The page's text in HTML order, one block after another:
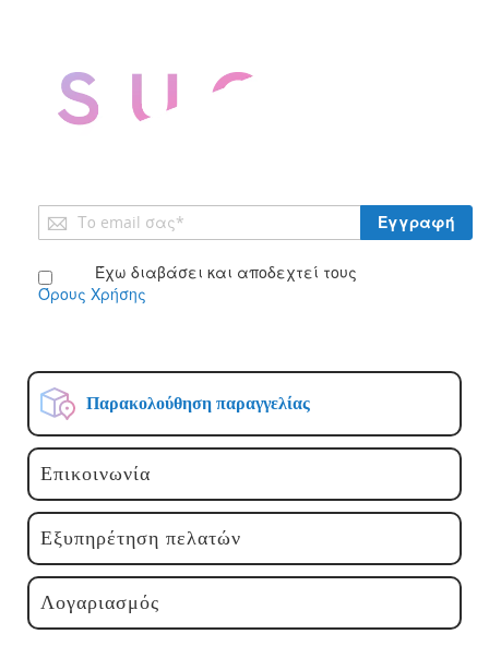
Παρακολούθηση παραγγελίας
Επικοινωνία
Εξυπηρέτηση πελατών
Λογαριασμός
Εγγραφή
στο
Δελτίο: Έχω διαβάσει και αποδεχτεί τους
Όρους Χρήσης
Εγγραφή